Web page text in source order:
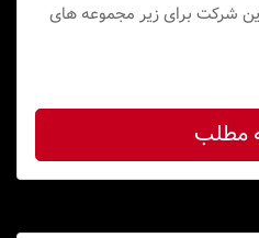
شرکت برای زیر مجموعه های
مطلب